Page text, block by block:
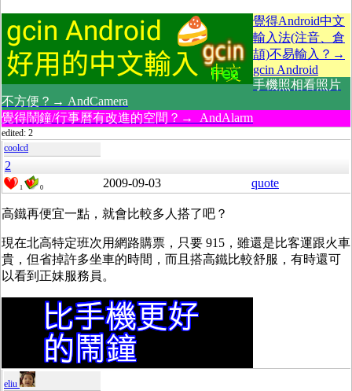
覺得Android中文
輸入法(注音、倉
頡)不易輸入？→
gcin Android
手機照相看照片
不方便？→ AndCamera
覺得鬧鐘/行事曆有改進的空間？→ AndAlarm
edited: 2
coolcd
2
1 0 2009-09-03 quote
高鐵再便宜一點，就會比較多人搭了吧？
現在北高特定班次用網路購票，只要 915，雖還是比客運跟火車
貴，但省掉許多坐車的時間，而且搭高鐵比較舒服，有時還可
以看到正妹服務員。
eliu